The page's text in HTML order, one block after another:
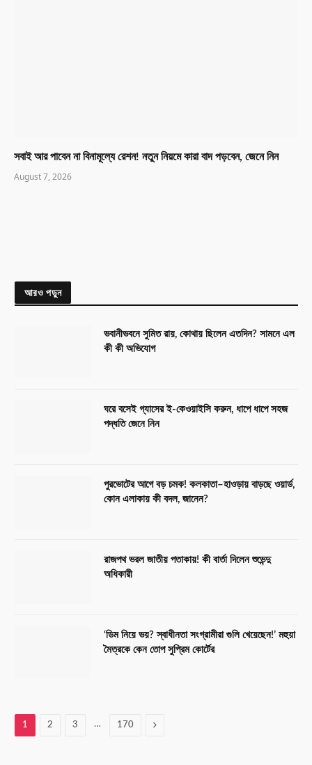
সবাই আর পাবেন না বিনামূল্যে রেশন! নতুন নিয়মে কারা বাদ পড়বেন, জেনে নিন
August 7, 2026
আরও পড়ুন
ভবানীভবনে সুমিত রায়, কোথায় ছিলেন এতদিন? সামনে এল
কী কী অভিযোগ
ঘরে বসেই গ্যাসের ই-কেওয়াইসি করুন, ধাপে ধাপে সহজ
পদ্ধতি জেনে নিন
পুরভোটের আগে বড় চমক! কলকাতা–হাওড়ায় বাড়ছে ওয়ার্ড,
কোন এলাকায় কী বদল, জানেন?
রাজপথ ভরল জাতীয় পতাকায়! কী বার্তা দিলেন শুভেন্দু
অধিকারী
‘ডিম নিয়ে ভয়? স্বাধীনতা সংগ্রামীরা গুলি খেয়েছেন!’ মহুয়া
মৈত্রকে কেন তোপ সুপ্রিম কোর্টের
1 2 3 … 170 Next